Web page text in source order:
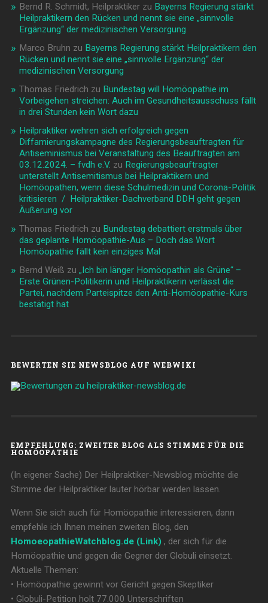
Bernd R. Schmidt, Heilpraktikerzu Bayerns Regierung stärkt
Heilpraktikern den Rücken und nennt sie eine „sinnvolle
Ergänzung“ der medizinischen Versorgung
Marco Bruhn zu Bayerns Regierung stärkt Heilpraktikern den
Rücken und nennt sie eine „sinnvolle Ergänzung“ der
medizinischen Versorgung
Thomas Friedrich zu Bundestag will Homöopathie im
Vorbeigehen streichen: Auch im Gesundheitsausschuss fällt
in drei Stunden kein Wort dazu
Heilpraktiker wehren sich erfolgreich gegen
Diffamierungskampagne des Regierungsbeauftragten für
Antiseminismus bei Veranstaltung des Beauftragten am
03.12.2024. – fvdh e.V. zu Regierungsbeauftragter
unterstellt Antisemitismus bei Heilpraktikern und
Homöopathen, wenn diese Schulmedizin und Corona-Politik
kritisieren / Heilpraktiker-Dachverband DDH geht gegen
Äußerung vor
Thomas Friedrich zu Bundestag debattiert erstmals über
das geplante Homöopathie-Aus – Doch das Wort
Homöopathie fällt kein einziges Mal
Bernd Weiß zu „Ich bin länger Homöopathin als Grüne“ –
Erste Grünen-Politikerin und Heilpraktikerin verlässt die
Partei, nachdem Parteispitze den Anti-Homöopathie-Kurs
bestätigt hat
BEWERTEN SIE NEWSBLOG AUF WEBWIKI
EMPFEHLUNG: ZWEITER BLOG ALS STIMME FÜR DIE
HOMÖOPATHIE
(In eigener Sache) Der Heilpraktiker-Newsblog möchte die
Stimme der Heilpraktiker lauter hörbar werden lassen.
Wenn Sie sich auch für Homöopathie interessieren, dann
empfehle ich Ihnen meinen zweiten Blog, den
HomoeopathieWatchblog.de (Link) , der sich für die
Homöopathie und gegen die Gegner der Globuli einsetzt.
Aktuelle Themen:
• Homöopathie gewinnt vor Gericht gegen Skeptiker
• Globuli-Petition holt 77.000 Unterschriften